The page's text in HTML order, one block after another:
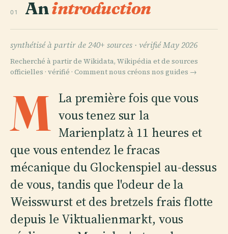
01 Anintroduction
synthétisé à partir de 240+ sources · vérifié May 2026
Recherché à partir de Wikidata, Wikipédia et de sources
officielles · vérifié · Comment nous créons nos guides →
M La première fois que vous
vous tenez sur la
Marienplatz à 11 heures et
que vous entendez le fracas
mécanique du Glockenspiel au-dessus
de vous, tandis que l'odeur de la
Weisswurst et des bretzels frais flotte
depuis le Viktualienmarkt, vous